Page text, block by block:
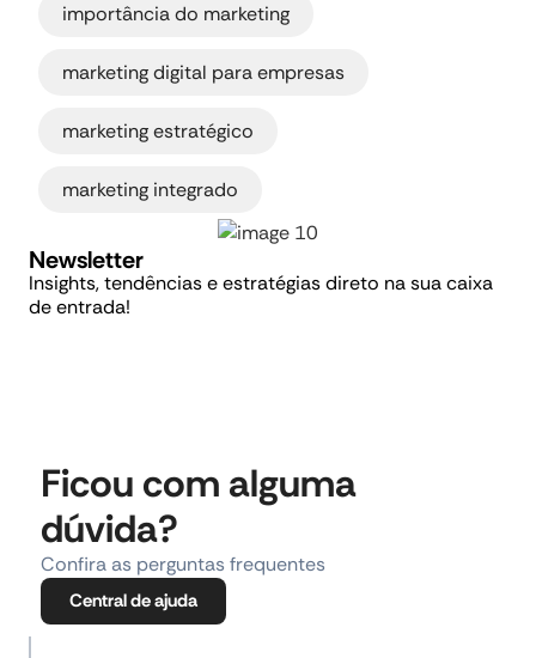
importância do marketing
marketing digital para empresas
marketing estratégico
marketing integrado
Newsletter
Insights, tendências e estratégias direto na sua caixa
de entrada!
Ficou com alguma
dúvida?
Confira as perguntas frequentes
Central de ajuda